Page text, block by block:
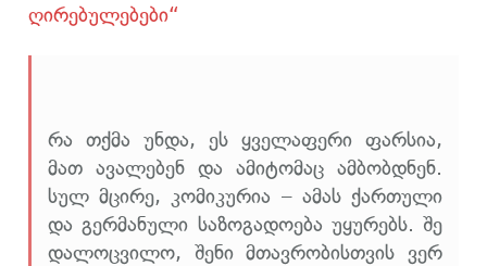
ღირებულებები“
რა თქმა უნდა, ეს ყველაფერი ფარსია,
მათ ავალებენ და ამიტომაც ამბობდნენ.
სულ მცირე, კომიკურია – ამას ქართული
და გერმანული საზოგადოება უყურებს. შე
დალოცვილო, შენი მთავრობისთვის ვერ